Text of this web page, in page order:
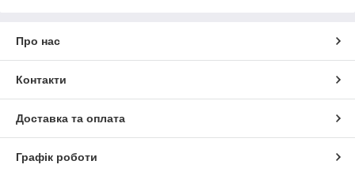
Про нас
Контакти
Доставка та оплата
Графік роботи